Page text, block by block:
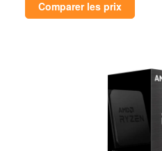
Comparer les prix